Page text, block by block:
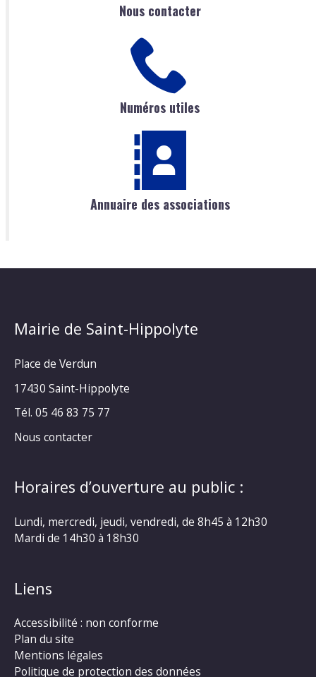
Nous contacter
Numéros utiles
Annuaire des associations
Mairie de Saint-Hippolyte
Place de Verdun
17430 Saint-Hippolyte
Tél. 05 46 83 75 77
Nous contacter
Horaires d’ouverture au public :
Lundi, mercredi, jeudi, vendredi, de 8h45 à 12h30
Mardi de 14h30 à 18h30
Liens
Accessibilité : non conforme
Plan du site
Mentions légales
Politique de protection des données